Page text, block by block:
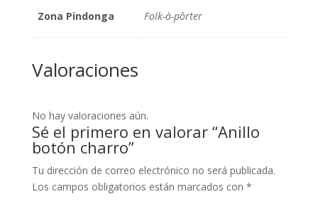
Zona Pindonga Folk-à-pôrter
Valoraciones
No hay valoraciones aún.
Sé el primero en valorar “Anillo
botón charro”
Tu dirección de correo electrónico no será publicada.
Los campos obligatorios están marcados con *